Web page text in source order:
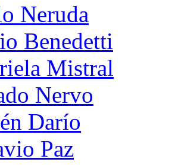
Neruda
Benedetti
Mistral
Nervo
Darío
Paz